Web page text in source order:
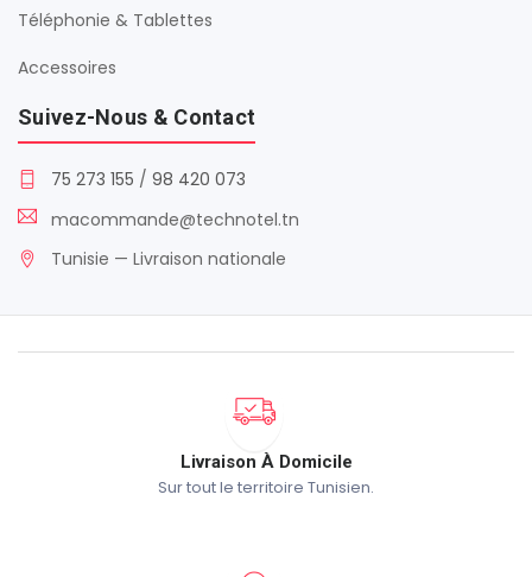
Téléphonie & Tablettes
Accessoires
Suivez-Nous & Contact
75 273 155 / 98 420 073
macommande@technotel.tn
Tunisie — Livraison nationale
Livraison À Domicile
Sur tout le territoire Tunisien.